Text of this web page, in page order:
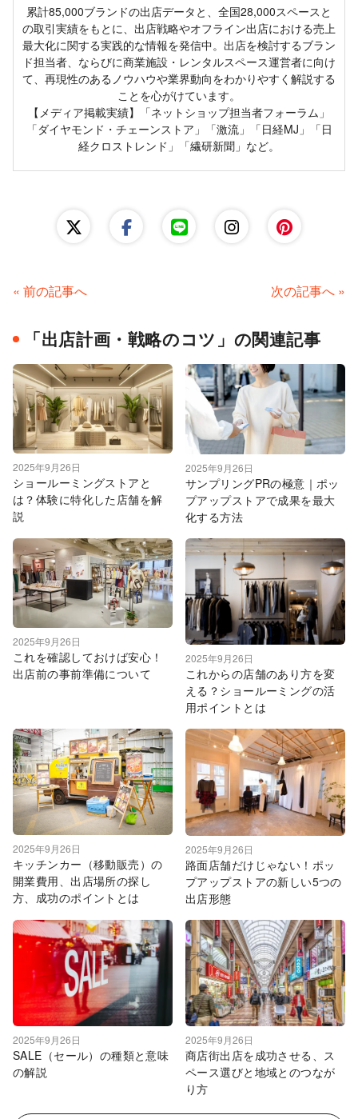
累計85,000ブランドの出店データと、全国28,000スペースと
の取引実績をもとに、出店戦略やオフライン出店における売上
最大化に関する実践的な情報を発信中。出店を検討するブラン
ド担当者、ならびに商業施設・レンタルスペース運営者に向け
て、再現性のあるノウハウや業界動向をわかりやすく解説する
ことを心がけています。
【メディア掲載実績】「ネットショップ担当者フォーラム」
「ダイヤモンド・チェーンストア」「激流」「日経MJ」「日
経クロストレンド」「繊研新聞」など。
次の記事へ »
« 前の記事へ
「出店計画・戦略のコツ」の関連記事
2025年9月26日
ショールーミングストアと
は？体験に特化した店舗を解
説
2025年9月26日
サンプリングPRの極意｜ポッ
プアップストアで成果を最大
化する方法
2025年9月26日
これを確認しておけば安心！
出店前の事前準備について
2025年9月26日
これからの店舗のあり方を変
える？ショールーミングの活
用ポイントとは
2025年9月26日
キッチンカー（移動販売）の
開業費用、出店場所の探し
方、成功のポイントとは
2025年9月26日
路面店舗だけじゃない！ポッ
プアップストアの新しい5つの
出店形態
2025年9月26日
SALE（セール）の種類と意味
の解説
2025年9月26日
商店街出店を成功させる、ス
ペース選びと地域とのつなが
り方